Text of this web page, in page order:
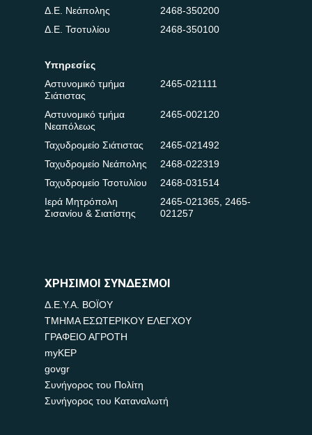
Δ.Ε. Νεάπολης
2468-350200
Δ.Ε. Τσοτυλίου
2468-350100
Υπηρεσίες
Αστυνομικό τμήμα
Σιάτιστας
2465-021111
Αστυνομικό τμήμα
Νεαπόλεως
2465-002120
Ταχυδρομείο Σιάτιστας
2465-021492
Ταχυδρομείο Νεάπολης
2468-022319
Ταχυδρομείο Τσοτυλίου
2468-031514
Ιερά Μητρόπολη
Σισανίου & Σιατίστης
2465-021365, 2465-
021257
ΧΡΗΣΙΜΟΙ ΣΥΝΔΕΣΜΟΙ
Δ.Ε.Υ.Α. ΒΟΪΟΥ
ΤΜΗΜΑ ΕΣΩΤΕΡΙΚΟΥ ΕΛΕΓΧΟΥ
ΓΡΑΦΕΙΟ ΑΓΡΟΤΗ
myKEP
govgr
Συνήγορος του Πολίτη
Συνήγορος του Καταναλωτή